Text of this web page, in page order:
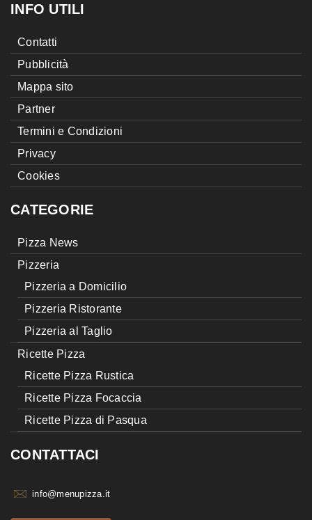
INFO UTILI
Contatti
Pubblicità
Mappa sito
Partner
Termini e Condizioni
Privacy
Cookies
CATEGORIE
Pizza News
Pizzeria
Pizzeria a Domicilio
Pizzeria Ristorante
Pizzeria al Taglio
Ricette Pizza
Ricette Pizza Rustica
Ricette Pizza Focaccia
Ricette Pizza di Pasqua
CONTATTACI
info@menupizza.it